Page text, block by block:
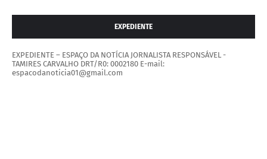
EXPEDIENTE
EXPEDIENTE – ESPAÇO DA NOTÍCIA JORNALISTA RESPONSÁVEL -
TAMIRES CARVALHO DRT/R0: 0002180 E-mail:
espacodanoticia01@gmail.com